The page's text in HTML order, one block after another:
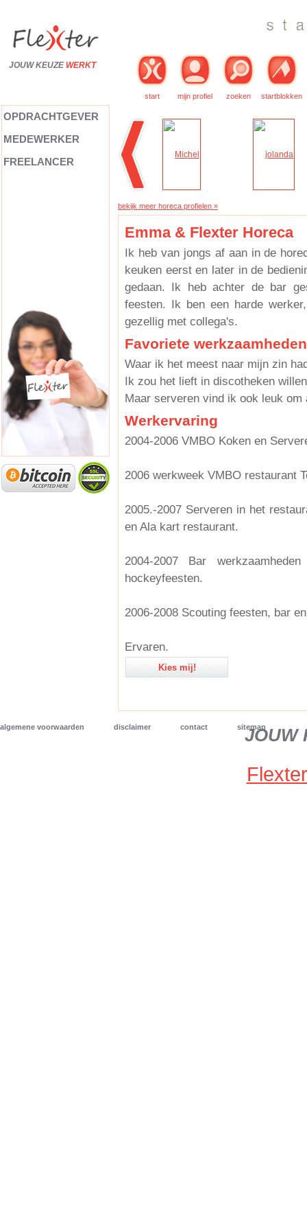
JOUW KEUZE WERKT
start mijn profiel zoeken startblokken
OPDRACHTGEVER
MEDEWERKER
FREELANCER
bekijk meer horeca profielen »
Emma & Flexter Horeca
Ik heb van jongs af aan in de
keuken eerst en later in de
gedaan. Ik heb achter de bar
feesten. Ik ben een harde
gezellig met collega's.
Favoriete werkzaamheden
Waar ik het meest naar mijn zin
Ik zou het lieft in discotheken
Maar serveren vind ik ook leuk om
Werkervaring
2004-2006 VMBO Koken en
2006 werkweek VMBO restaurant
2005.-2007 Serveren in het
en Ala kart restaurant.
2004-2007 Bar
hockeyfeesten.
2006-2008 Scouting feesten, bar
Ervaren.
Kies mij!
algemene voorwaarden disclaimer contact sitemap
JOUW